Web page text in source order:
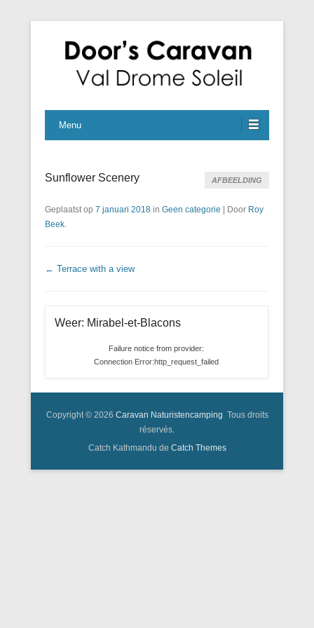
Caravan Naturistencamping
Menu
Sunflower Scenery AFBEELDING
Geplaatst op 7 januari 2018 in Geen categorie Door Roy
Beek.
Berichtnavigatie
← Terrace with a view
Weer: Mirabel-et-Blacons
Failure notice from provider:
Connection Error:http_request_failed
Copyright © 2026 Caravan Naturistencamping Tous droits
réservés.
Catch Kathmandu de Catch Themes